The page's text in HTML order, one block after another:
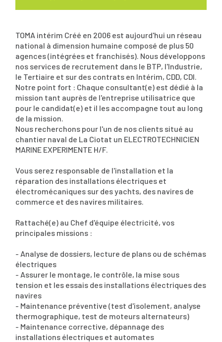
TOMA intérim Créé en 2006 est aujourd'hui un réseau
national à dimension humaine composé de plus 50
agences (intégrées et franchisés). Nous développons
nos services de recrutement dans le BTP, l'Industrie,
le Tertiaire et sur des contrats en Intérim, CDD, CDI.
Notre point fort : Chaque consultant(e) est dédié à la
mission tant auprès de l'entreprise utilisatrice que
pour le candidat(e) et il les accompagne tout au long
de la mission.
Nous recherchons pour l'un de nos clients situé au
chantier naval de La Ciotat un ELECTROTECHNICIEN
MARINE EXPERIMENTE H/F.
Vous serez responsable de l'installation et la
réparation des installations électriques et
électromécaniques sur des yachts, des navires de
commerce et des navires militaires.
Rattaché(e) au Chef d'équipe électricité, vos
principales missions :
- Analyse de dossiers, lecture de plans ou de schémas
électriques
- Assurer le montage, le contrôle, la mise sous
tension et les essais des installations électriques des
navires
- Maintenance préventive (test d'isolement, analyse
thermographique, test de moteurs alternateurs)
- Maintenance corrective, dépannage des
installations électriques et automates